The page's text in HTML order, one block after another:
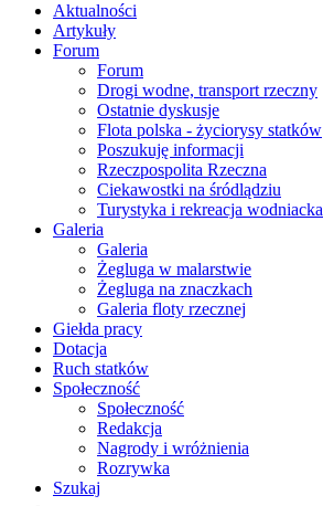
Aktualności
Artykuły
Forum
Forum
Drogi wodne, transport rzeczny
Ostatnie dyskusje
Flota polska - życiorysy statków
Poszukuję informacji
Rzeczpospolita Rzeczna
Ciekawostki na śródlądziu
Turystyka i rekreacja wodniacka
Galeria
Galeria
Żegluga w malarstwie
Żegluga na znaczkach
Galeria floty rzecznej
Giełda pracy
Dotacja
Ruch statków
Społeczność
Społeczność
Redakcja
Nagrody i wróżnienia
Rozrywka
Szukaj